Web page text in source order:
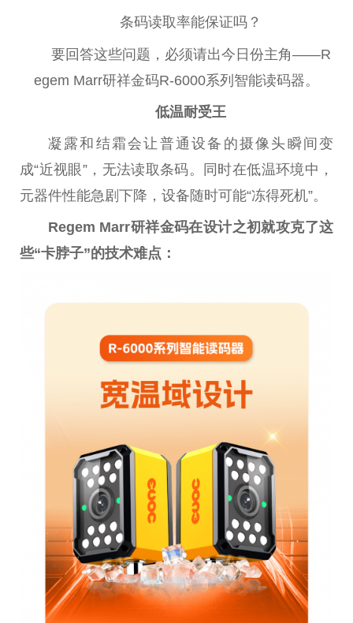
条码读取率能保证吗？
要回答这些问题，必须请出今日份主角——R
egem Marr研祥金码R-6000系列智能读码器。
低温耐受王
凝露和结霜会让普通设备的摄像头瞬间变
成“近视眼”，无法读取条码。同时在低温环境中，
元器件性能急剧下降，设备随时可能“冻得死机”。
Regem Marr研祥金码在设计之初就攻克了这
些“卡脖子”的技术难点：